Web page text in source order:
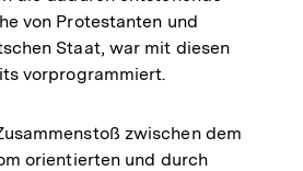
von Protestanten und
Staat, war mit diesen
vorprogrammiert.
zwischen dem
orientierten und durch